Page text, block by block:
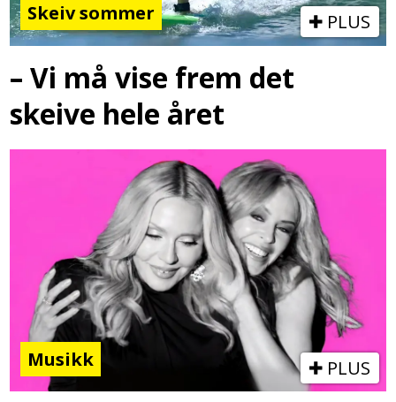
Skeiv sommer PLUS
– Vi må vise frem det
skeive hele året
Musikk PLUS